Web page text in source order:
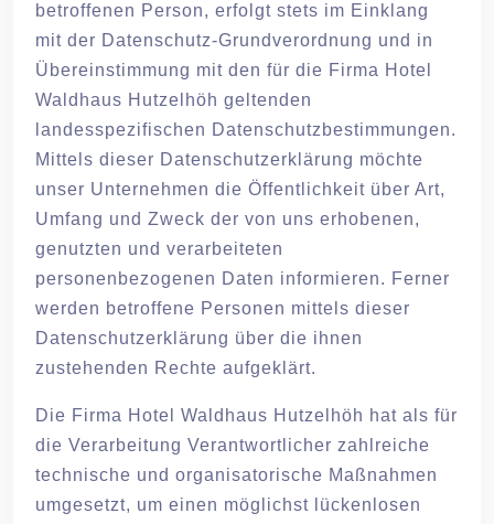
betroffenen Person, erfolgt stets im Einklang
mit der Datenschutz-Grundverordnung und in
Übereinstimmung mit den für die Firma Hotel
Waldhaus Hutzelhöh geltenden
landesspezifischen Datenschutzbestimmungen.
Mittels dieser Datenschutzerklärung möchte
unser Unternehmen die Öffentlichkeit über Art,
Umfang und Zweck der von uns erhobenen,
genutzten und verarbeiteten
personenbezogenen Daten informieren. Ferner
werden betroffene Personen mittels dieser
Datenschutzerklärung über die ihnen
zustehenden Rechte aufgeklärt.
Die Firma Hotel Waldhaus Hutzelhöh hat als für
die Verarbeitung Verantwortlicher zahlreiche
technische und organisatorische Maßnahmen
umgesetzt, um einen möglichst lückenlosen